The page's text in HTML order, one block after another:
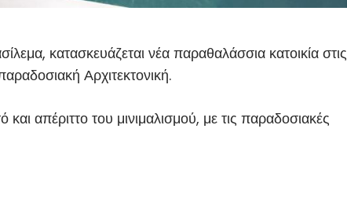
κατασκευάζεται νέα παραθαλάσσια κατοικία στις
Αρχιτεκτονική.
απέριττο του μινιμαλισμού, με τις παραδοσιακές